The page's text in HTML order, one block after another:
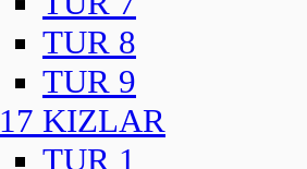
TUR 8
TUR 9
17 KIZLAR
TUR 1